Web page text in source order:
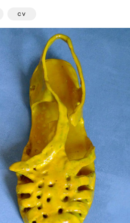
cv